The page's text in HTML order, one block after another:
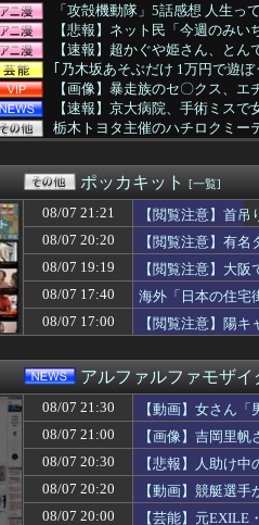
「攻殻機動隊」5話感想 人生っ
【悲報】ネット民「今週のみ
【速報】超かぐや姫さん、と
｢乃木坂あそぶだけ 1万円で遊ぼ
【画像】暴走族のセ〇クス、
【速報】京大病院、手術ミス
栃木トヨタ主催のハチロクミー
【名探偵プリキュア】エリザさ
【悲報】冨安加入のクリスタル
外国人「日本の未来は安泰だ」
【画像あり】弱男「あのっ…！
韓国人「この夏、韓国人が東
愛煙家・岸谷蘭丸「喫煙者の
【驚愕】動物さんたち、一斉に
「女子トイレに全裸の男がい
【原神】先行動画のオデット強
【動画】女さん「男ってこう
過給なしで420ps。しかもL型
【モンハンワイルズ】アセンダ
「ホッキョクグマが通りに現れ
『スーパーマリオサンシャイン
私「子供の名前はこれにしよう
「小泉やめろ」核巡る防衛相
青葉坂46『それぞれの坂道か
カープ3連敗で今季ワースト借
ポッカキット [一覧]
08/07 21:21
【閲覧注意】首
08/07 20:20
【閲覧注意】有
08/07 19:19
【閲覧注意】大
08/07 17:40
海外「日本の住宅
08/07 17:00
【閲覧注意】陽
アルファルファモザ
08/07 21:30
【動画】女さん
08/07 21:00
【画像】吉岡里
08/07 20:30
【悲報】人助け
08/07 20:20
【動画】競艇選
08/07 20:00
【芸能】元